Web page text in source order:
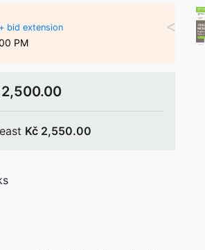
+ bid extension
PM
Kč 2,550.00
<